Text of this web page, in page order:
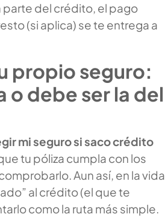
parte del crédito, el pago
(si aplica) se te entrega a
propio seguro:
o debe ser la del
mi seguro si saco crédito
tu póliza cumpla con los
Aun así, en la vida
al crédito (el que te
como la ruta más simple.